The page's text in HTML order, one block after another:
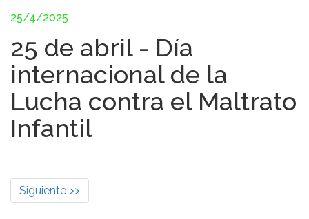
25/4/2025
25 de abril - Día
internacional de la
Lucha contra el Maltrato
Infantil
Siguiente >>